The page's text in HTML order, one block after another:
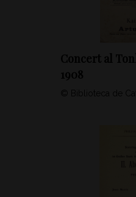
Concert al
1908
© Biblioteca de